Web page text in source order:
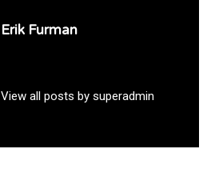
Erik Furman
View all posts by superadmin